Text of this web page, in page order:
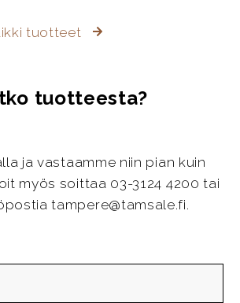
tuotteet
tuotteesta?
ja vastaamme niin pian kuin
myös soittaa 03-3124 4200 tai
tampere@tamsale.fi.